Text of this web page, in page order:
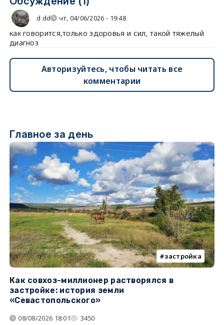
d dd чт, 04/06/2026 - 19:48
как говорится,только здоровья и сил, такой тяжелый
диагноз
Авторизуйтесь, чтобы читать все
комментарии
Главное за день
застройка
Как совхоз-миллионер растворялся в
застройке: история земли
«Севастопольского»
08/08/2026 18:01 3450